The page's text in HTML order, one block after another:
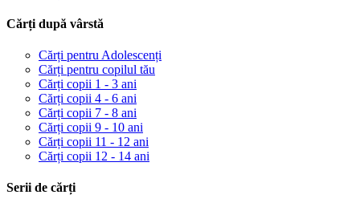
Cărți după vârstă
Cărți pentru Adolescenți
Cărți pentru copilul tău
Cărți copii 1 - 3 ani
Cărți copii 4 - 6 ani
Cărți copii 7 - 8 ani
Cărți copii 9 - 10 ani
Cărți copii 11 - 12 ani
Cărți copii 12 - 14 ani
Serii de cărți